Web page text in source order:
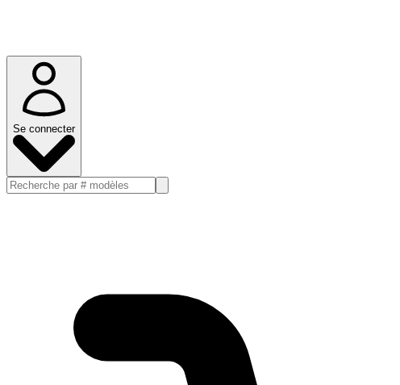
Se connecter